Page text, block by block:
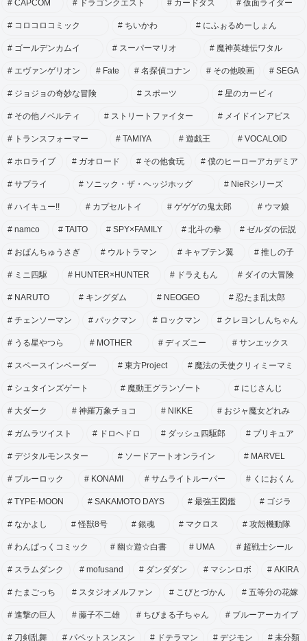
CAPCOM ドラゴンクエスト カードダス 仮面ライダー
コロコロコミック ちいかわ にふぉるめーしょん
ゴールデンカムイ スーパーマリオ 魔神英雄伝ワタル
エヴァンゲリオン Fate 名探偵コナン その他映画 SEGA
ジョジョの奇妙な冒険 スポーツ 星のカービィ
その他ノベルティ ストリートファイター メイドインアビス
トランスフォーマー TAMIYA 遊戯王 VOCALOID
ホロライブ ガオロード その他食玩 僕のヒーローアカデミア
サプライ ソニック・ザ・ヘッジホッグ NieRシリーズ
ハイキュー!! カプセルトイ ゲゲゲの鬼太郎 ウマ娘
namco TAITO SPY×FAMILY 北斗の拳 ゼルダの伝説
おぱんちゅうさぎ ウルトラマン キャプテン翼 推しの子
ミニ四駆 HUNTER×HUNTER ドラえもん ダイの大冒険
NARUTO キングダム NEOGEO 忍たま乱太郎
チェンソーマン パックマン ロックマン クレヨンしんちゃん
うる星やつら MOTHER ディズニー サンエックス
スペースインベーダー 東方Project 魔法の天使クリィミーマミ
シュタインズゲート 魔動王グランゾート にじさんじ
大ダーク 神羅万象チョコ NIKKE おジャ魔女どれみ
ガムラツイスト ドロヘドロ ダッシュ四駆郎 プリキュア
デジタルモンスター ソードアートオンライン MARVEL
ブルーロック KONAMI サムライトルーパー くにおくん
TYPE-MOON SAKAMOTO DAYS 最強王図鑑 ゴジラ
なかよし 怪獣8号 銀魂 マクロス 攻殻機動隊
わんぱっくコミック 幽☆遊☆白書 UMA 超戦士シール
スラムダンク mofusand ダンダダン マシンロボ AKIRA
たまごっち スタジオメルファン こびとづかん 五等分の花嫁
進撃の巨人 藤子不二雄 ちびまる子ちゃん ブルーアーカイブ
刀剣乱舞 パペットスンスン ドテラマン デジモン 未分類